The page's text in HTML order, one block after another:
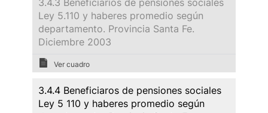
3.4.3 Beneficiarios de pensiones sociales
Ley 5.110 y haberes promedio según
departamento. Provincia Santa Fe.
Diciembre 2003
Ver cuadro
3.4.4 Beneficiaros de pensiones sociales
Ley 5 110 y haberes promedio según